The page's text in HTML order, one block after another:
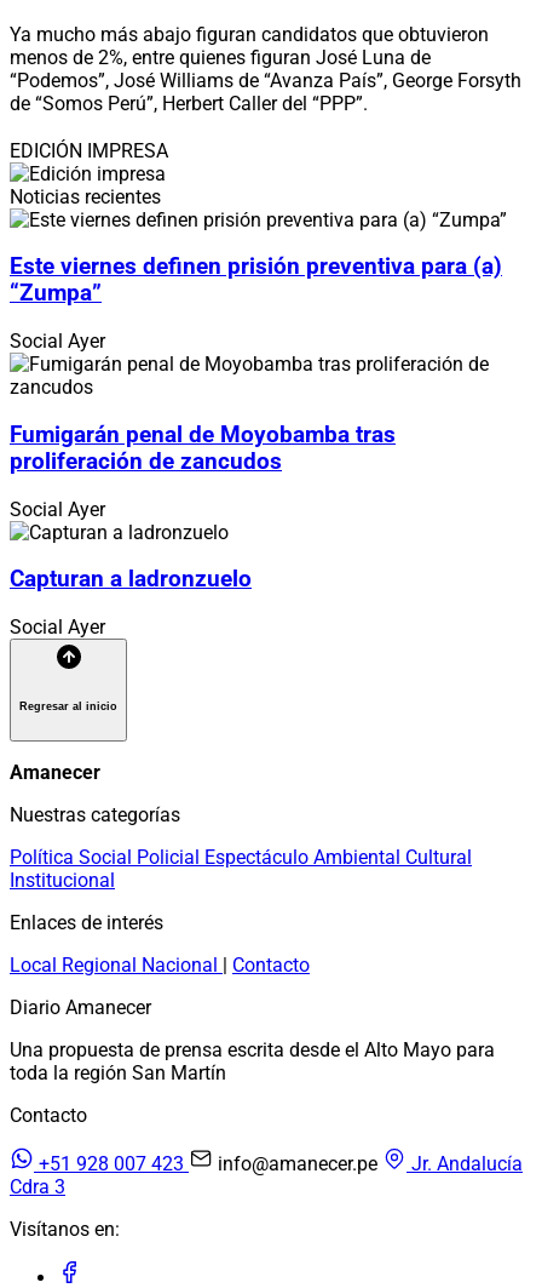
Ya mucho más abajo figuran candidatos que obtuvieron
menos de 2%, entre quienes figuran José Luna de
“Podemos”, José Williams de “Avanza País”, George Forsyth
de “Somos Perú”, Herbert Caller del “PPP”.
EDICIÓN IMPRESA
Noticias recientes
Este viernes definen prisión preventiva para (a)
“Zumpa”
Social Ayer
Fumigarán penal de Moyobamba tras
proliferación de zancudos
Social Ayer
Capturan a ladronzuelo
Social Ayer
Regresar al inicio
Amanecer
Nuestras categorías
Política Social Policial Espectáculo Ambiental Cultural
Institucional
Enlaces de interés
Local Regional Nacional | Contacto
Diario Amanecer
Una propuesta de prensa escrita desde el Alto Mayo para
toda la región San Martín
Contacto
+51 928 007 423 info@amanecer.pe
Jr. Andalucía
Cdra 3
Visítanos en: